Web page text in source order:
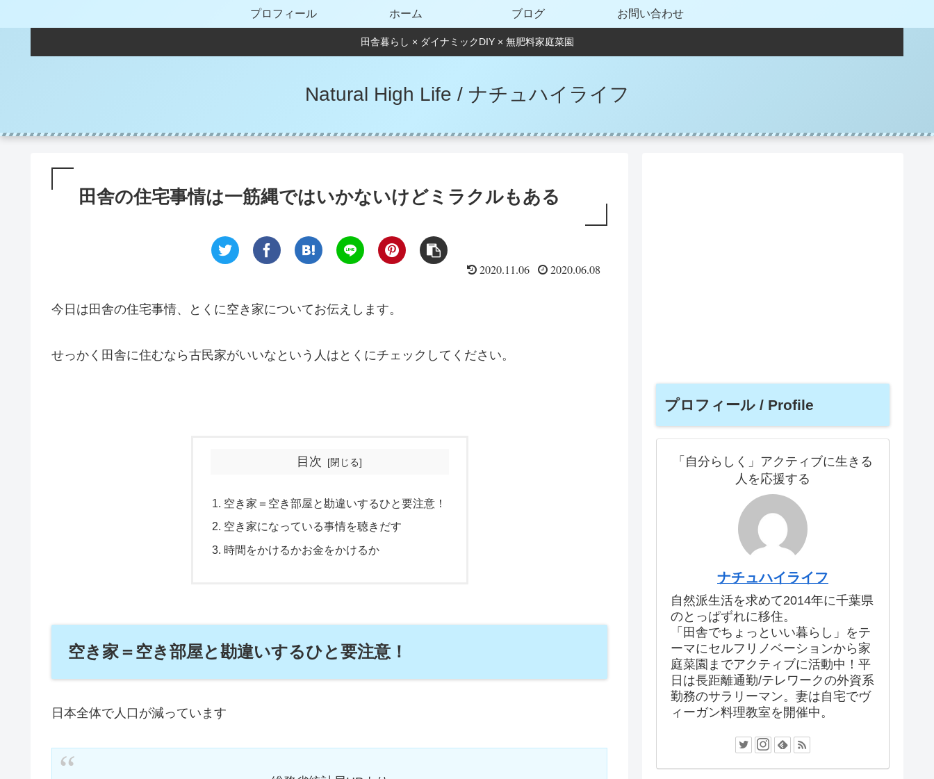
田舎暮らし × ダイナミックDIY × 無肥料家庭菜園
Natural High Life / ナチュハイライフ
プロフィール ホーム ブログ お問い合わせ
田舎の住宅事情は一筋縄ではいかないけどミラクルもある
2020.11.06 2020.06.08
今日は田舎の住宅事情、とくに空き家についてお伝えします。
せっかく田舎に住むなら古民家がいいなという人はとくにチェックしてください。
目次
空き家＝空き部屋と勘違いするひと要注意！
空き家になっている事情を聴きだす
時間をかけるかお金をかけるか
空き家＝空き部屋と勘違いするひと要注意！
日本全体で人口が減っています
プロフィール / Profile
「自分らしく」アクティブに生きる
人を応援する
ナチュハイライフ
自然派生活を求めて2014年に千葉県
のとっぱずれに移住。
「田舎でちょっといい暮らし」をテ
ーマにセルフリノベーションから家
庭菜園までアクティブに活動中！平
日は長距離通勤/テレワークの外資系
勤務のサラリーマン。妻は自宅でヴ
ィーガン料理教室を開催中。